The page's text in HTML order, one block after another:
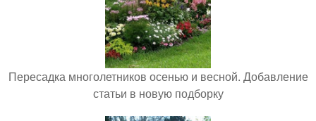
Пересадка многолетников осенью и весной. Добавление
статьи в новую подборку